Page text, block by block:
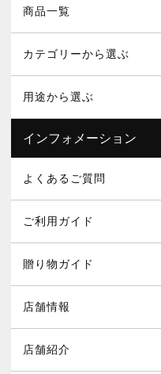
商品一覧
カテゴリーから選ぶ
用途から選ぶ
インフォメーション
よくあるご質問
ご利用ガイド
贈り物ガイド
店舗情報
店舗紹介